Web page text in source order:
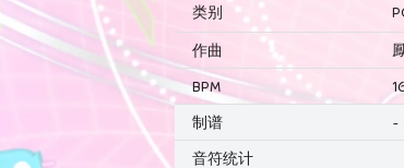
类别
作曲
BPM
制谱
-
音符统计